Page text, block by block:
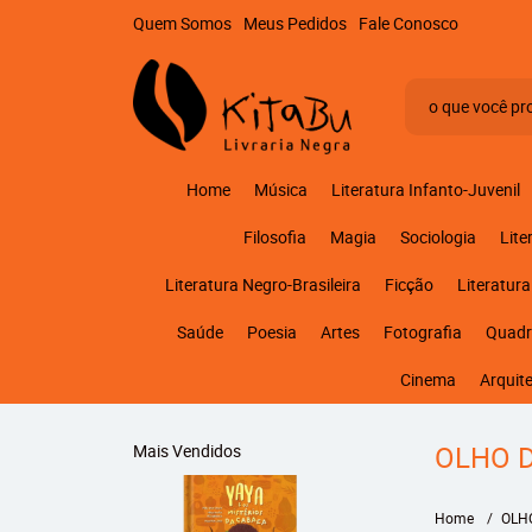
Quem Somos Meus Pedidos Fale Conosco
Home Música Literatura Infanto-Juvenil
Filosofia Magia Sociologia
Literatura Negro-Brasileira Ficção
Saúde Poesia Artes Fotografia
Cinema
Mais Vendidos OLHO
Home